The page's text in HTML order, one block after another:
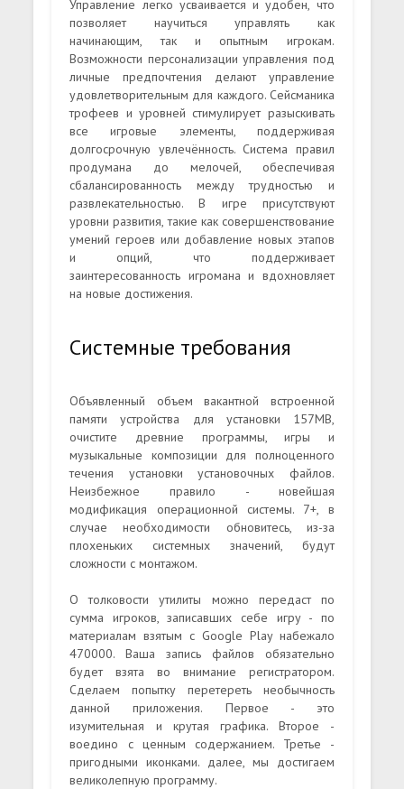
Управление легко усваивается и удобен, что
позволяет научиться управлять как
начинающим, так и опытным игрокам.
Возможности персонализации управления под
личные предпочтения делают управление
удовлетворительным для каждого. Сейсманика
трофеев и уровней стимулирует разыскивать
все игровые элементы, поддерживая
долгосрочную увлечённость. Система правил
продумана до мелочей, обеспечивая
сбалансированность между трудностью и
развлекательностью. В игре присутствуют
уровни развития, такие как совершенствование
умений героев или добавление новых этапов
и опций, что поддерживает
заинтересованность игромана и вдохновляет
на новые достижения.
Системные требования
Объявленный объем вакантной встроенной
памяти устройства для установки 157MB,
очистите древние программы, игры и
музыкальные композиции для полноценного
течения установки установочных файлов.
Неизбежное правило - новейшая
модификация операционной системы. 7+, в
случае необходимости обновитесь, из-за
плохеньких системных значений, будут
сложности с монтажом.
О толковости утилиты можно передаст по
сумма игроков, записавших себе игру - по
материалам взятым с Google Play набежало
470000. Ваша запись файлов обязательно
будет взята во внимание регистратором.
Сделаем попытку перетереть необычность
данной приложения. Первое - это
изумительная и крутая графика. Второе -
воедино с ценным содержанием. Третье -
пригодными иконками. далее, мы достигаем
великолепную программу.